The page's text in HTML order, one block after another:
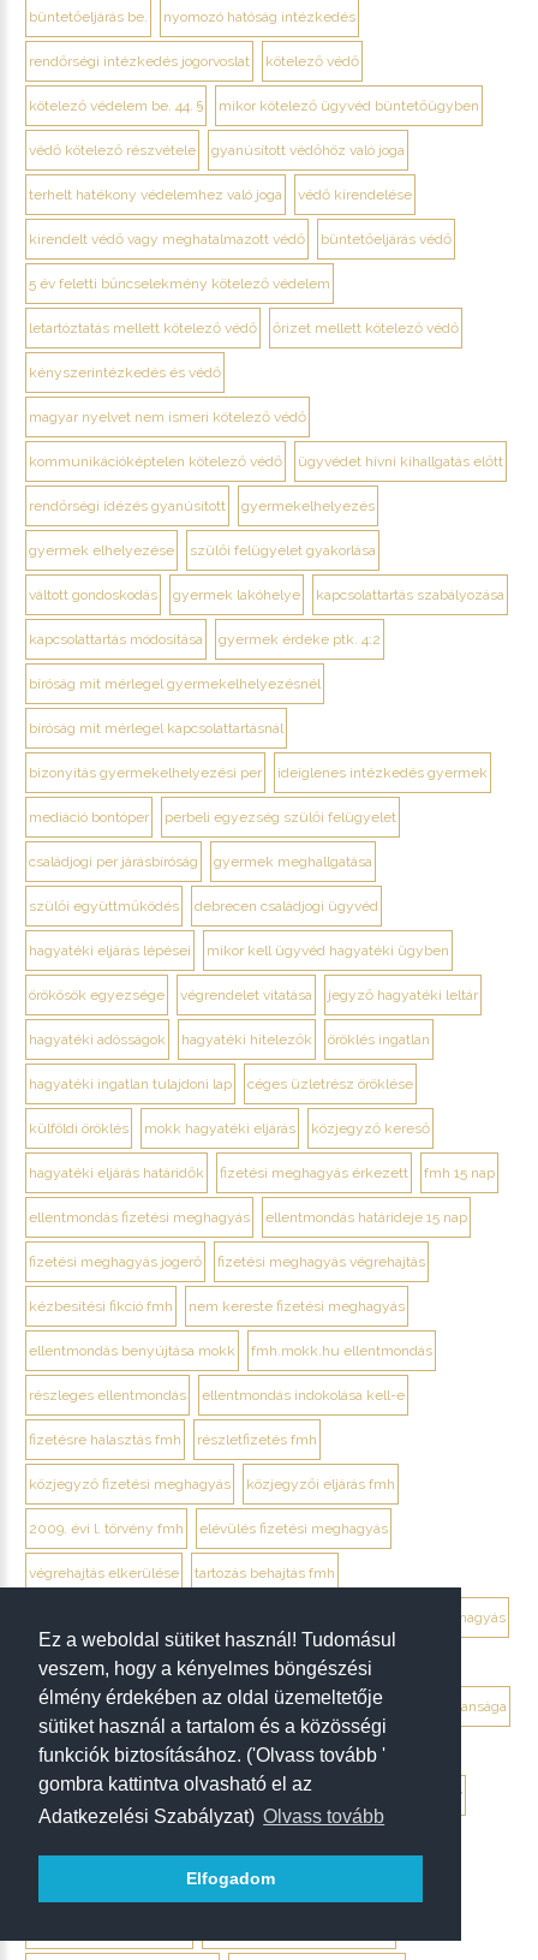
Ez a weboldal sütiket használ! Tudomásul
veszem, hogy a kényelmes böngészési
élmény érdekében az oldal üzemeltetője
sütiket használ a tartalom és a közösségi
funkciók biztosításához. ('Olvass tovább '
gombra kattintva olvasható el az
Adatkezelési Szabályzat) Olvass tovább
Elfogadom
büntetőeljárás be. nyomozó hatóság intézkedés
rendőrségi intézkedés jogorvoslat kötelező védő
kötelező védelem be. 44. § mikor kötelező ügyvéd büntetőügyben
védő kötelező részvétele gyanúsított védőhöz való joga
terhelt hatékony védelemhez való joga védő kirendelése
kirendelt védő vagy meghatalmazott védő büntetőeljárás védő
5 év feletti bűncselekmény kötelező védelem
letartóztatás mellett kötelező védő őrizet mellett kötelező védő
kényszerintézkedés és védő
magyar nyelvet nem ismeri kötelező védő
kommunikációképtelen kötelező védő ügyvédet hívni kihallgatás előtt
rendőrségi idézés gyanúsított gyermekelhelyezés
gyermek elhelyezése szülői felügyelet gyakorlása
váltott gondoskodás gyermek lakóhelye kapcsolattartás szabályozása
kapcsolattartás módosítása gyermek érdeke ptk. 4:2
bíróság mit mérlegel gyermekelhelyezésnél
bíróság mit mérlegel kapcsolattartásnál
bizonyítás gyermekelhelyezési per ideiglenes intézkedés gyermek
mediáció bontóper perbeli egyezség szülői felügyelet
családjogi per járásbíróság gyermek meghallgatása
szülői együttműködés debrecen családjogi ügyvéd
hagyatéki eljárás lépései mikor kell ügyvéd hagyatéki ügyben
örökösök egyezsége végrendelet vitatása jegyző hagyatéki leltár
hagyatéki adósságok hagyatéki hitelezők öröklés ingatlan
hagyatéki ingatlan tulajdoni lap céges üzletrész öröklése
külföldi öröklés mokk hagyatéki eljárás közjegyző kereső
hagyatéki eljárás határidők fizetési meghagyás érkezett fmh 15 nap
ellentmondás fizetési meghagyás ellentmondás határideje 15 nap
fizetési meghagyás jogerő fizetési meghagyás végrehajtás
kézbesítési fikció fmh nem kereste fizetési meghagyás
ellentmondás benyújtása mokk fmh.mokk.hu ellentmondás
részleges ellentmondás ellentmondás indokolása kell-e
fizetésre halasztás fmh részletfizetés fmh
közjegyző fizetési meghagyás közjegyzői eljárás fmh
2009. évi l. törvény fmh elévülés fizetési meghagyás
végrehajtás elkerülése tartozás behajtás fmh
ügyvéd fizetési meghagyás
debrecen ügyvéd fizetési meghagyás
végrendelet megtámadása mikor érdemes végrendelet hatálytalansága
érvénytelenség megállapítása per hagyatéki per végrendelet
megtámadási nyilatkozat megtámadás elévülése 5 év ptk. 7:37
tévedés megtévesztés fenyegetés végrendelet